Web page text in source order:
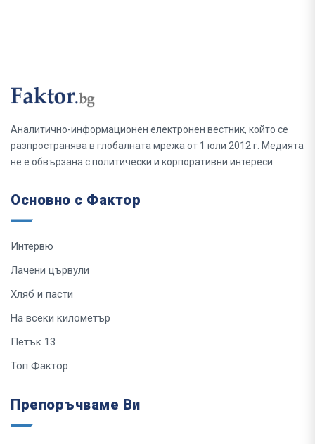
Аналитично-информационен електронен вестник, който се
разпространява в глобалната мрежа от 1 юли 2012 г. Медията
не е обвързана с политически и корпоративни интереси.
Основно с Фактор
Интервю
Лачени цървули
Хляб и пасти
На всеки километър
Петък 13
Топ Фактор
Препоръчваме Ви